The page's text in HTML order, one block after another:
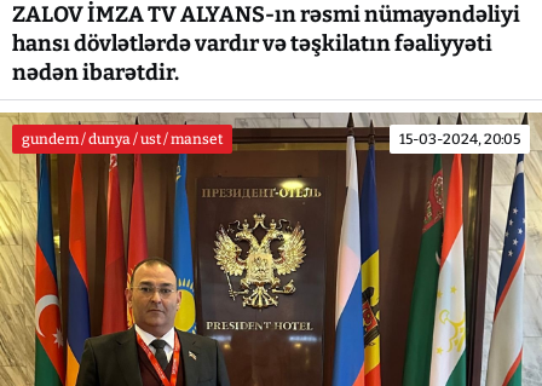
ZALOV İMZA TV ALYANS-ın rəsmi nümayəndəliyi
hansı dövlətlərdə vardır və təşkilatın fəaliyyəti
nədən ibarətdir.
gundem / dunya / ust / manset 15-03-2024, 20:05